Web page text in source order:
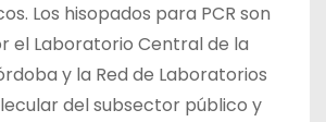
Los hisopados para PCR son
el Laboratorio Central de la
y la Red de Laboratorios
del subsector público y